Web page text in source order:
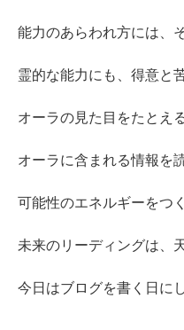
能力のあらわれ方には、
霊的な能力にも、得意と
オーラの見た目をたとえ
オーラに含まれる情報を
可能性のエネルギーをつ
未来のリーディングは、
今日はブログを書く日に